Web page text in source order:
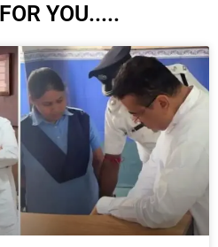
YOU.....